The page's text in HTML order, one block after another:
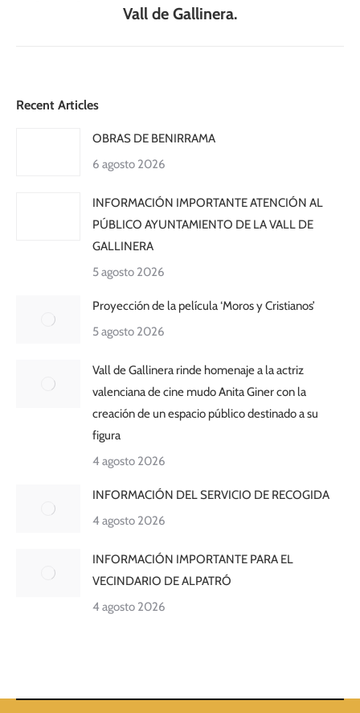
siguiente:
Vall de Gallinera.
Recent Articles
OBRAS DE BENIRRAMA
6 agosto 2026
INFORMACIÓN IMPORTANTE ATENCIÓN AL
PÚBLICO AYUNTAMIENTO DE LA VALL DE
GALLINERA
5 agosto 2026
Proyección de la película ‘Moros y Cristianos’
5 agosto 2026
Vall de Gallinera rinde homenaje a la actriz
valenciana de cine mudo Anita Giner con la
creación de un espacio público destinado a su
figura
4 agosto 2026
INFORMACIÓN DEL SERVICIO DE RECOGIDA
4 agosto 2026
INFORMACIÓN IMPORTANTE PARA EL
VECINDARIO DE ALPATRÓ
4 agosto 2026